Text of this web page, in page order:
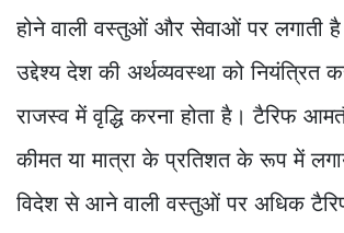
होने वाली वस्तुओं और सेवाओं पर लगाती
उद्देश्य देश की अर्थव्यवस्था को नियंत्रित
राजस्व में वृद्धि करना होता है। टैरिफ
कीमत या मात्रा के प्रतिशत के रूप में
विदेश से आने वाली वस्तुओं पर अधिक